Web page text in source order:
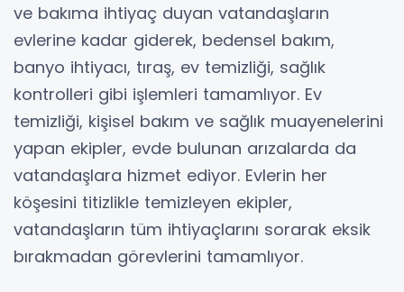
ve bakıma ihtiyaç duyan vatandaşların
evlerine kadar giderek, bedensel bakım,
banyo ihtiyacı, tıraş, ev temizliği, sağlık
kontrolleri gibi işlemleri tamamlıyor. Ev
temizliği, kişisel bakım ve sağlık muayenelerini
yapan ekipler, evde bulunan arızalarda da
vatandaşlara hizmet ediyor. Evlerin her
köşesini titizlikle temizleyen ekipler,
vatandaşların tüm ihtiyaçlarını sorarak eksik
bırakmadan görevlerini tamamlıyor.